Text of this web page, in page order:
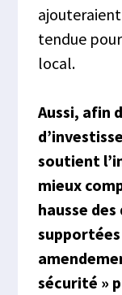
tendue
local.
Aussi, afin
soutient
mieux
hausse
sécurité »